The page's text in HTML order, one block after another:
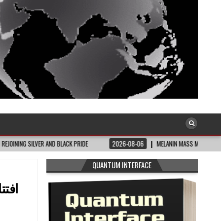
AND BLACK PRIDE 2026-08-06 MELANIN MASS MOMS BUILDS THE
QUANTUM INTERFACE